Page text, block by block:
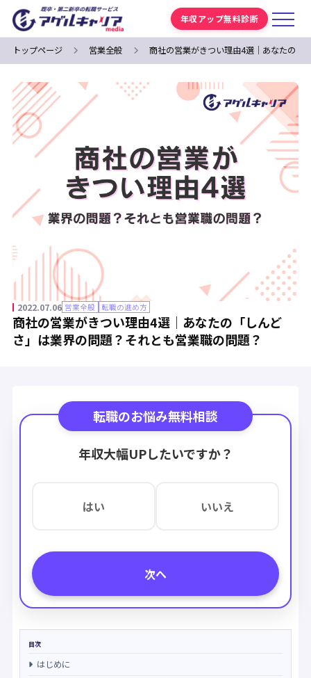
年収アップ無料診断
トップページ 営業全般 商社の営業がきつい理由4選｜あなたの「
2022.07.06 営業全般 転職の進め方
商社の営業がきつい理由4選｜あなたの「しんど
さ」は業界の問題？それとも営業職の問題？
転職のお悩み無料相談
年収大幅UPしたいですか？
はい いいえ
次へ
目次
はじめに